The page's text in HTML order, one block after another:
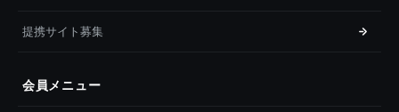
提携サイト募集
会員メニュー